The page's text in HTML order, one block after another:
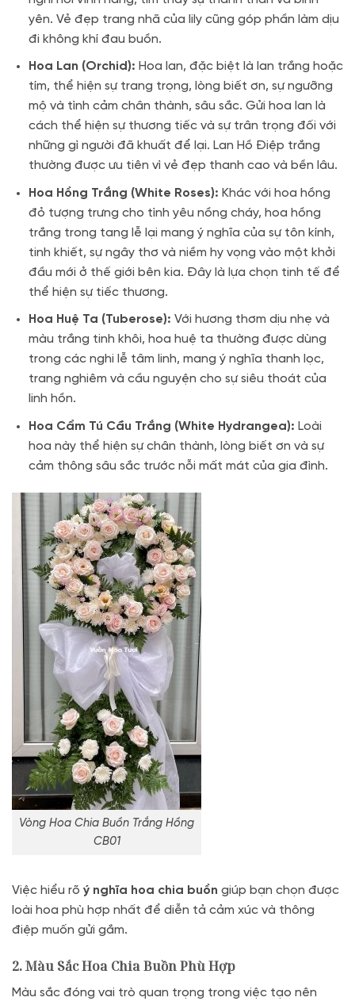
yên. Vẻ đẹp trang nhã của lily cũng góp phần làm dịu
đi không khí đau buồn.
Hoa Lan (Orchid): Hoa lan, đặc biệt là lan trắng hoặc
tím, thể hiện sự trang trọng, lòng biết ơn, sự ngưỡng
mộ và tình cảm chân thành, sâu sắc. Gửi hoa lan là
cách thể hiện sự thương tiếc và sự trân trọng đối với
những gì người đã khuất để lại. Lan Hồ Điệp trắng
thường được ưu tiên vì vẻ đẹp thanh cao và bền lâu.
Hoa Hồng Trắng (White Roses): Khác với hoa hồng
đỏ tượng trưng cho tình yêu nồng cháy, hoa hồng
trắng trong tang lễ lại mang ý nghĩa của sự tôn kính,
tinh khiết, sự ngây thơ và niềm hy vọng vào một khởi
đầu mới ở thế giới bên kia. Đây là lựa chọn tinh tế để
thể hiện sự tiếc thương.
Hoa Huệ Ta (Tuberose): Với hương thơm dịu nhẹ và
màu trắng tinh khôi, hoa huệ ta thường được dùng
trong các nghi lễ tâm linh, mang ý nghĩa thanh lọc,
trang nghiêm và cầu nguyện cho sự siêu thoát của
linh hồn.
Hoa Cẩm Tú Cầu Trắng (White Hydrangea): Loài
hoa này thể hiện sự chân thành, lòng biết ơn và sự
cảm thông sâu sắc trước nỗi mất mát của gia đình.
Vòng Hoa Chia Buồn Trắng Hồng
CB01
Việc hiểu rõ ý nghĩa hoa chia buồn giúp bạn chọn được
loài hoa phù hợp nhất để diễn tả cảm xúc và thông
điệp muốn gửi gắm.
2. Màu Sắc Hoa Chia Buồn Phù Hợp
Màu sắc đóng vai trò quan trọng trong việc tạo nên